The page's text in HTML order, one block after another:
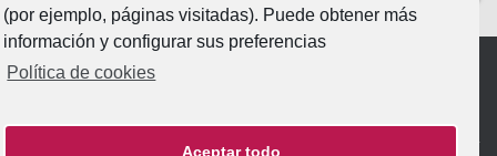
(por ejemplo, páginas visitadas). Puede obtener más
información y configurar sus preferencias
Política de cookies
Aceptar todo
Aviso Legal|Política de Privacidad